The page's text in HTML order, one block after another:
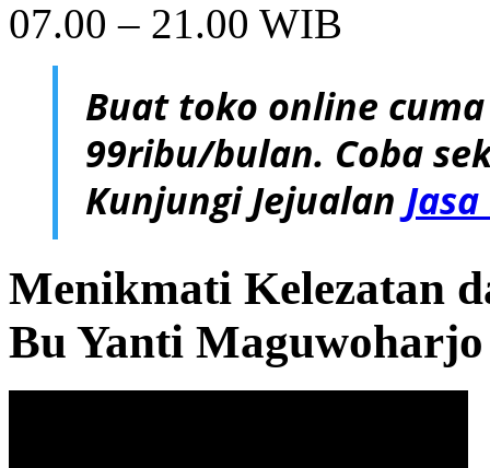
07.00 – 21.00 WIB
Buat toko online
99ribu/bulan. Coba
Kunjungi Jejualan
Menikmati Kelezatan
Bu Yanti Maguwoharjo